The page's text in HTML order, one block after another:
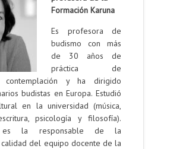
Formación Karuna
Es profesora de
budismo con más
de 30 años de
práctica de
contemplación y ha dirigido
budistas en Europa. Estudió
en la universidad (música,
psicología y filosofía).
es la responsable de la
del equipo docente de la